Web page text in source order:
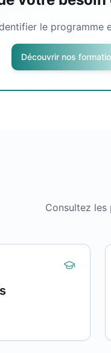
le programme
Découvrir nos
Consultez